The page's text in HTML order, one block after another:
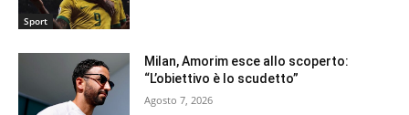
Sport
Milan, Amorim esce allo scoperto:
“L’obiettivo è lo scudetto”
Agosto 7, 2026